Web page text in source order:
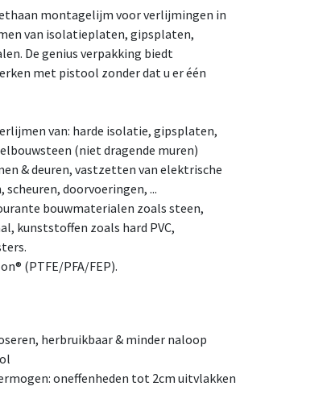
montagelijm voor verlijmingen in
van isolatieplaten, gipsplaten,
De genius verpakking biedt
met pistool zonder dat u er één
van: harde isolatie, gipsplaten,
(niet dragende muren)
& deuren, vastzetten van elektrische
doorvoeringen, ...
bouwmaterialen zoals steen,
kunststoffen zoals hard PVC,
(PTFE/PFA/FEP).
herbruikbaar & minder naloop
oneffenheden tot 2cm uitvlakken